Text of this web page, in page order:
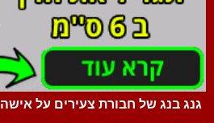
גנג בנג של חבורת צעירים על אישה